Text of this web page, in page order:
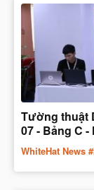
Tường thuật
07 - Bảng C -
WhiteHat News